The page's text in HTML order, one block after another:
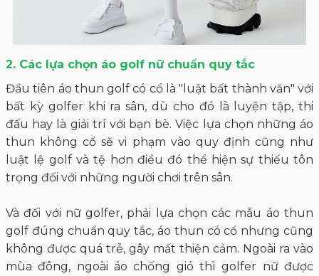
2. Các lựa chọn áo golf nữ chuẩn quy tắc
Đầu tiên áo thun golf có cổ là "luật bất thành văn" với
bất kỳ golfer khi ra sân, dù cho đó là luyện tập, thi
đấu hay là giải trí với bạn bè. Việc lựa chọn những áo
thun không cổ sẽ vi phạm vào quy định cũng như
luật lệ golf và tệ hơn điều đó thể hiện sự thiếu tôn
trọng đối với những người chơi trên sân.
Và đối với nữ golfer, phải lựa chọn các mẫu áo thun
golf đúng chuẩn quy tắc, áo thun có cổ nhưng cũng
không được quá trễ, gây mất thiện cảm. Ngoài ra vào
mùa đông, ngoài áo chống gió thì golfer nữ được